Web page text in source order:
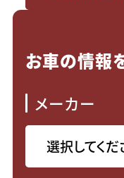
お車の情報
メーカー